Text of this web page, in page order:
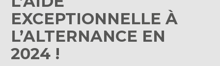
EXCEPTIONNELLE À
L’ALTERNANCE EN
2024 !